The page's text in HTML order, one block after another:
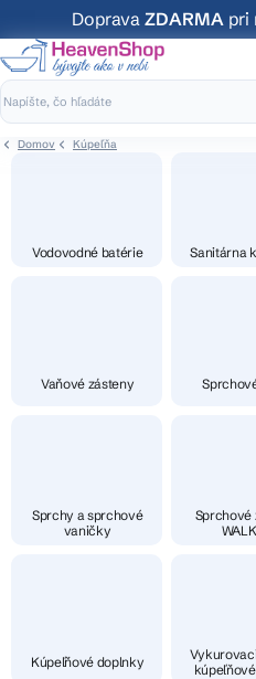
na
obsah
Doprava ZDARMA pri
Domov Kúpeľňa
Vodovodné batérie Sanitárna
Vaňové zásteny
Sprchy a sprchové
vaničky
Sprchové
Kúpeľňové doplnky